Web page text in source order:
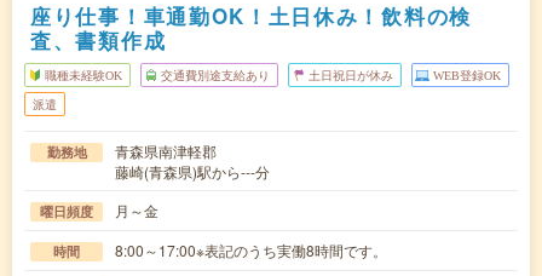
座り仕事！車通勤OK！土日休み！飲料の検
査、書類作成
職種未経験OK 交通費別途支給あり 土日祝日が休み WEB登録OK
派遣
勤務地
青森県南津軽郡
藤崎(青森県)駅から---分
曜日頻度 月～金
時間 8:00～17:00※表記のうち実働8時間です。